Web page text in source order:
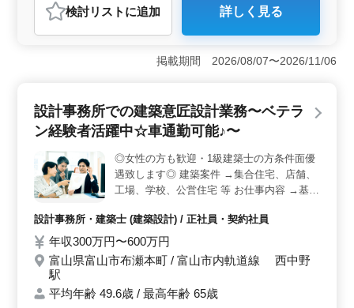
おすすめポイント
＜製造エキスパート＞ 同社は製造業において、LSI設計
から電子制御機器まで幅広い分野において確かな実績を
誇ります。組込システム開発の中でも、アナログ・デジ
し、小型筐体から大型ラックまでの機構・筐体・構造設
計を行います。また、ハードウェア設計においては電子
性を追求しています。 ＜働きやすさ抜群＞ 魚津市
吉島の中堅企業で、新魚津駅からのアクセスも良好で
す。週休2日制で残業は少なめ、定期的な休日も確保され
どの待遇も整っており、安心して長く働ける環境が整っ
ています。
検討リスト に追加 詳しく見る
掲載期間 2026/08/07〜2026/11/06
設計事務所での建築意匠設計業務〜ベテラ
ン経験者活躍中☆車通勤可能♪〜
◎女性の方も歓迎・1級建築士の方条件面優
遇致します◎ 建築案件 →集合住宅、店舗、
工場、学校、公営住宅 等 お仕事内容 →基本
画書のチェック →工事全般の確認作業 等 →
打ち合わせ、現場調査業務 →CAD操作 備考
→作業着支給 →交通費支給 →資格手当支給
→車通勤可能 →週休2日制 年齢よりも経験
のある方募集しております＼＾＾／ お気軽
にお問い合わせください♪
設計事務所・建築士 (建築設計) / 正社員・契約社員
年収300万円〜600万円
富山県富山市布瀬本町 / 富山市内軌道線 西中野
駅
平均年齢 49.6歳 / 最高年齢 65歳